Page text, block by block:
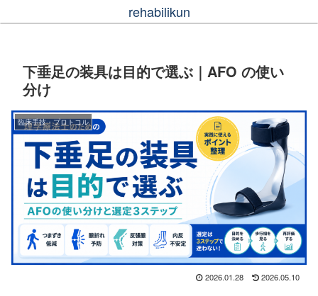
rehabilikun
下垂足の装具は目的で選ぶ｜AFO の使い
分け
臨床手技・プロトコル
2026.01.28 2026.05.10